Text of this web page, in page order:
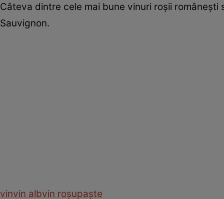
Câteva dintre cele mai bune vinuri roşii
Sauvignon.
vinvin albvin roșupaște